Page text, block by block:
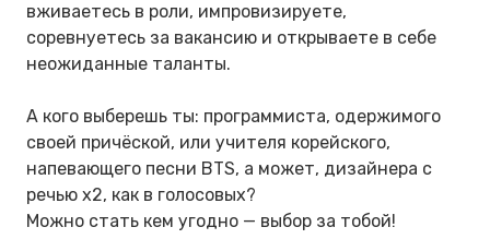
вживаетесь в роли, импровизируете,
соревнуетесь за вакансию и открываете в себе
неожиданные таланты.
А кого выберешь ты: программиста, одержимого
своей причёской, или учителя корейского,
напевающего песни BTS, а может, дизайнера с
речью х2, как в голосовых?
Можно стать кем угодно — выбор за тобой!